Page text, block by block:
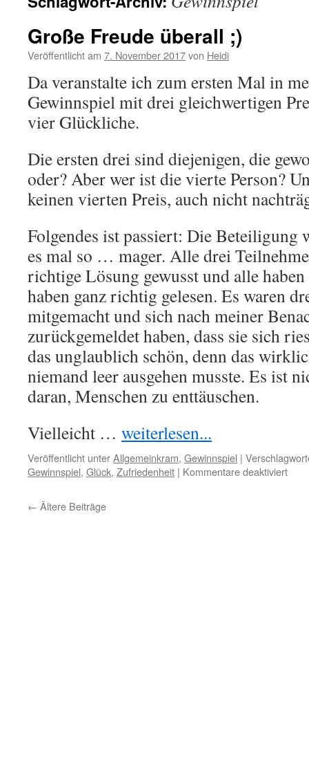
Große Freude überall ;)
Veröffentlicht am 7. November 2017von Heidi
Da veranstalte ich zum ersten Mal in
Gewinnspiel mit drei gleichwertigen
vier Glückliche.
Die ersten drei sind diejenigen, die
oder? Aber wer ist die vierte Person?
keinen vierten Preis, auch nicht
Folgendes ist passiert: Die
es mal so … mager. Alle drei
richtige Lösung gewusst und alle haben
haben ganz richtig gelesen. Es waren
mitgemacht und sich nach meiner
zurückgemeldet haben, dass sie sich
das unglaublich schön, denn das
niemand leer ausgehen musste. Es ist
daran, Menschen zu enttäuschen.
Vielleicht … weiterlesen...
Veröffentlicht unterAllgemeinkram, Gewinnspiel |
Gewinnspiel, Glück, Zufriedenheit | Kommentare deaktiviertfür
← Ältere Beiträge